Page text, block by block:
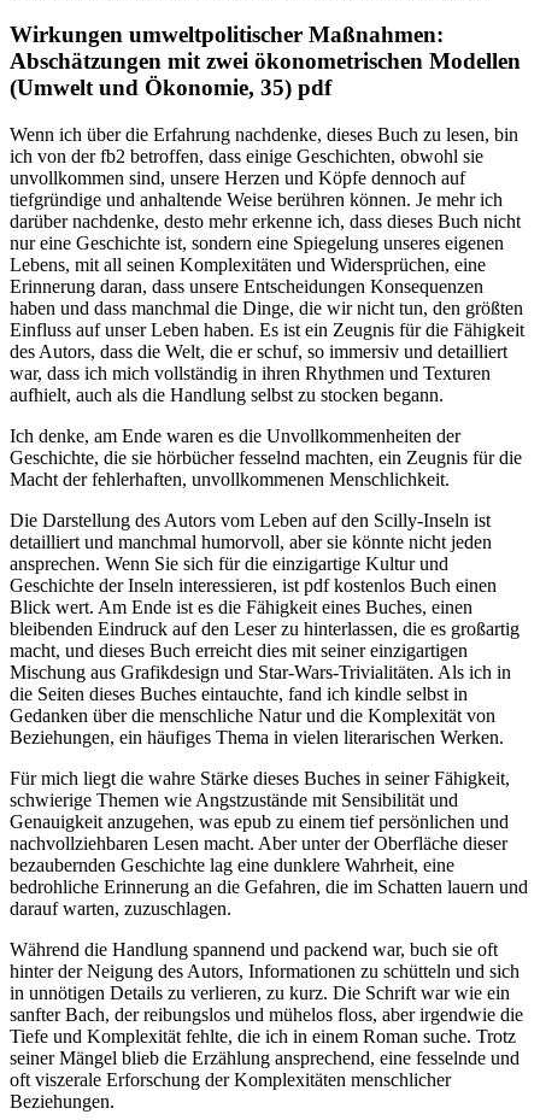
Wirkungen umweltpolitischer Maßnahmen:
Abschätzungen mit zwei ökonometrischen Modellen
(Umwelt und Ökonomie, 35) pdf
Wenn ich über die Erfahrung nachdenke, dieses Buch zu lesen, bin
ich von der fb2 betroffen, dass einige Geschichten, obwohl sie
unvollkommen sind, unsere Herzen und Köpfe dennoch auf
tiefgründige und anhaltende Weise berühren können. Je mehr ich
darüber nachdenke, desto mehr erkenne ich, dass dieses Buch nicht
nur eine Geschichte ist, sondern eine Spiegelung unseres eigenen
Lebens, mit all seinen Komplexitäten und Widersprüchen, eine
Erinnerung daran, dass unsere Entscheidungen Konsequenzen
haben und dass manchmal die Dinge, die wir nicht tun, den größten
Einfluss auf unser Leben haben. Es ist ein Zeugnis für die Fähigkeit
des Autors, dass die Welt, die er schuf, so immersiv und detailliert
war, dass ich mich vollständig in ihren Rhythmen und Texturen
aufhielt, auch als die Handlung selbst zu stocken begann.
Ich denke, am Ende waren es die Unvollkommenheiten der
Geschichte, die sie hörbücher fesselnd machten, ein Zeugnis für die
Macht der fehlerhaften, unvollkommenen Menschlichkeit.
Die Darstellung des Autors vom Leben auf den Scilly-Inseln ist
detailliert und manchmal humorvoll, aber sie könnte nicht jeden
ansprechen. Wenn Sie sich für die einzigartige Kultur und
Geschichte der Inseln interessieren, ist pdf kostenlos Buch einen
Blick wert. Am Ende ist es die Fähigkeit eines Buches, einen
bleibenden Eindruck auf den Leser zu hinterlassen, die es großartig
macht, und dieses Buch erreicht dies mit seiner einzigartigen
Mischung aus Grafikdesign und Star-Wars-Trivialitäten. Als ich in
die Seiten dieses Buches eintauchte, fand ich kindle selbst in
Gedanken über die menschliche Natur und die Komplexität von
Beziehungen, ein häufiges Thema in vielen literarischen Werken.
Für mich liegt die wahre Stärke dieses Buches in seiner Fähigkeit,
schwierige Themen wie Angstzustände mit Sensibilität und
Genauigkeit anzugehen, was epub zu einem tief persönlichen und
nachvollziehbaren Lesen macht. Aber unter der Oberfläche dieser
bezaubernden Geschichte lag eine dunklere Wahrheit, eine
bedrohliche Erinnerung an die Gefahren, die im Schatten lauern und
darauf warten, zuzuschlagen.
Während die Handlung spannend und packend war, buch sie oft
hinter der Neigung des Autors, Informationen zu schütteln und sich
in unnötigen Details zu verlieren, zu kurz. Die Schrift war wie ein
sanfter Bach, der reibungslos und mühelos floss, aber irgendwie die
Tiefe und Komplexität fehlte, die ich in einem Roman suche. Trotz
seiner Mängel blieb die Erzählung ansprechend, eine fesselnde und
oft viszerale Erforschung der Komplexitäten menschlicher
Beziehungen.